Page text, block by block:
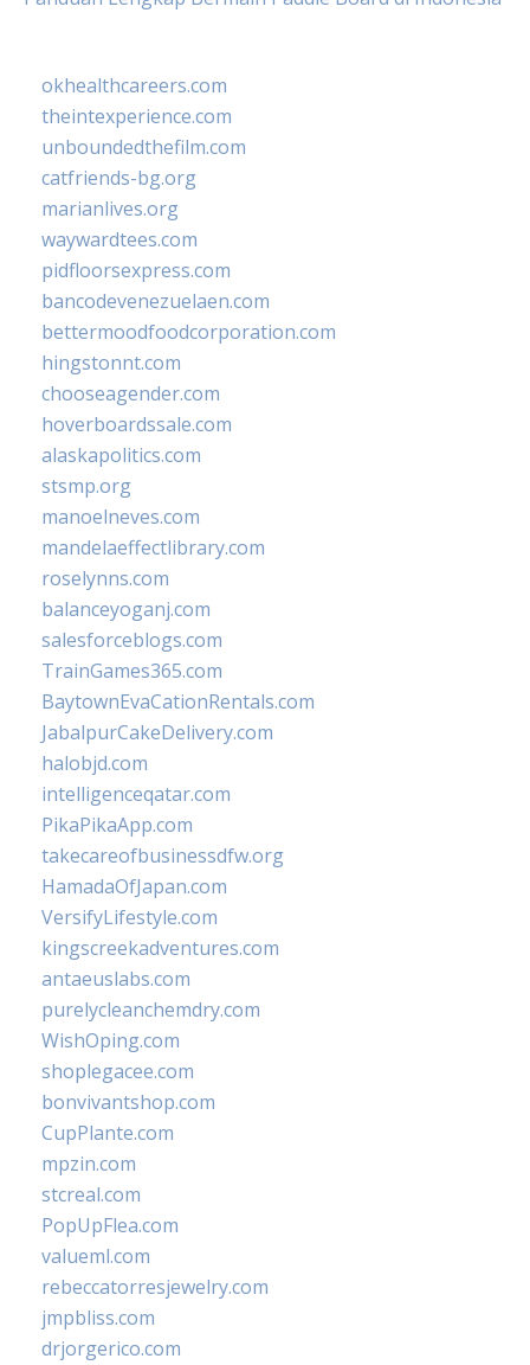
okhealthcareers.com
theintexperience.com
unboundedthefilm.com
catfriends-bg.org
marianlives.org
waywardtees.com
pidfloorsexpress.com
bancodevenezuelaen.com
bettermoodfoodcorporation.com
hingstonnt.com
chooseagender.com
hoverboardssale.com
alaskapolitics.com
stsmp.org
manoelneves.com
mandelaeffectlibrary.com
roselynns.com
balanceyoganj.com
salesforceblogs.com
TrainGames365.com
BaytownEvaCationRentals.com
JabalpurCakeDelivery.com
halobjd.com
intelligenceqatar.com
PikaPikaApp.com
takecareofbusinessdfw.org
HamadaOfJapan.com
VersifyLifestyle.com
kingscreekadventures.com
antaeuslabs.com
purelycleanchemdry.com
WishOping.com
shoplegacee.com
bonvivantshop.com
CupPlante.com
mpzin.com
stcreal.com
PopUpFlea.com
valueml.com
rebeccatorresjewelry.com
jmpbliss.com
drjorgerico.com